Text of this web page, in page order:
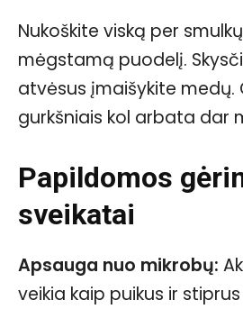
Nukoškite viską per
mėgstamą puodelį.
atvėsus įmaišykite medų.
gurkšniais kol arbata dar
Papildomos
sveikatai
Apsauga nuo mikrobų:
veikia kaip puikus ir